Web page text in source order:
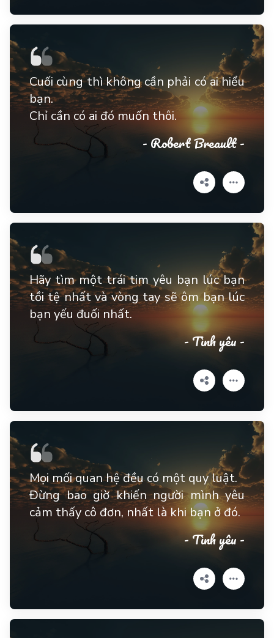
Cuối cùng thì không cần phải có ai hiểu
bạn.
Chỉ cần có ai đó muốn thôi.
- Robert Breault -
Hãy tìm một trái tim yêu bạn lúc bạn
tồi tệ nhất và vòng tay sẽ ôm bạn lúc
bạn yếu đuối nhất.
- Tình yêu -
Mọi mối quan hệ đều có một quy luật.
Đừng bao giờ khiến người mình yêu
cảm thấy cô đơn, nhất là khi bạn ở đó.
- Tình yêu -